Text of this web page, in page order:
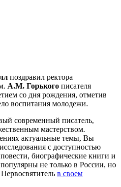
поздравил ректора
A.M. Горького писателя
со дня рождения, отметив
воспитания молодежи.
современный писатель,
мастерством.
актуальные темы, Вы
с доступностью
биографические книги и
не только в России, но
в своем